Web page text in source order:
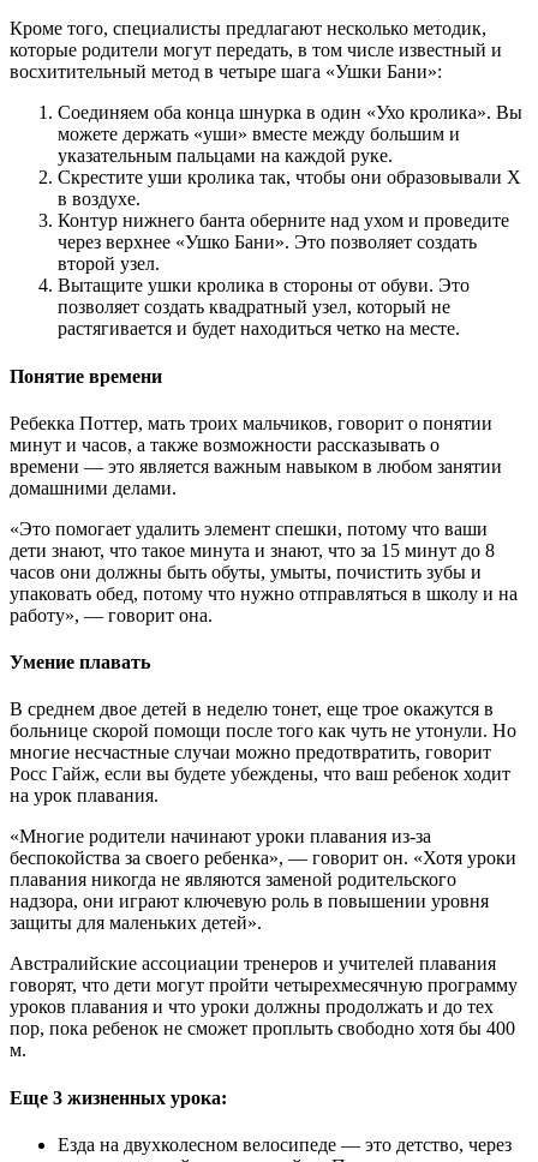
Кроме того, специалисты предлагают несколько методик,
которые родители могут передать, в том числе известный и
восхитительный метод в четыре шага «Ушки Бани»:
Соединяем оба конца шнурка в один «Ухо кролика». Вы
можете держать «уши» вместе между большим и
указательным пальцами на каждой руке.
Скрестите уши кролика так, чтобы они образовывали Х
в воздухе.
Контур нижнего банта оберните над ухом и проведите
через верхнее «Ушко Бани». Это позволяет создать
второй узел.
Вытащите ушки кролика в стороны от обуви. Это
позволяет создать квадратный узел, который не
растягивается и будет находиться четко на месте.
Понятие времени
Ребекка Поттер, мать троих мальчиков, говорит о понятии
минут и часов, а также возможности рассказывать о
времени — это является важным навыком в любом занятии
домашними делами.
«Это помогает удалить элемент спешки, потому что ваши
дети знают, что такое минута и знают, что за 15 минут до 8
часов они должны быть обуты, умыты, почистить зубы и
упаковать обед, потому что нужно отправляться в школу и на
работу», — говорит она.
Умение плавать
В среднем двое детей в неделю тонет, еще трое окажутся в
больнице скорой помощи после того как чуть не утонули. Но
многие несчастные случаи можно предотвратить, говорит
Pocc Гайж, если вы будете убеждены, что ваш ребенок ходит
на урок плавания.
«Многие родители начинают уроки плавания из-за
беспокойства за своего ребенка», — говорит он. «Хотя уроки
плавания никогда не являются заменой родительского
надзора, они играют ключевую роль в повышении уровня
защиты для маленьких детей».
Австралийские ассоциации тренеров и учителей плавания
говорят, что дети могут пройти четырехмесячную программу
уроков плавания и что уроки должны продолжать и до тех
пор, пока ребенок не сможет проплыть свободно хотя бы 400
м.
Еще 3 жизненных урока:
Езда на двухколесном велосипеде — это детство, через